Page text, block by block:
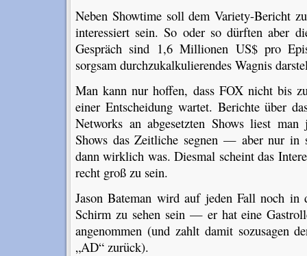
Neben Showtime soll dem Variety-Bericht
interessiert sein. So oder so dürften aber
Gespräch sind 1,6 Millionen US$ pro
sorgsam durchzukalkulierendes Wagnis
Man kann nur hoffen, dass FOX nicht bis
einer Entscheidung wartet. Berichte über
Networks an abgesetzten Shows liest
Shows das Zeitliche segnen — aber nur in
dann wirklich was. Diesmal scheint das
recht groß zu sein.
Jason Bateman wird auf jeden Fall noch in
Schirm zu sehen sein — er hat eine
angenommen (und zahlt damit sozusagen
„AD“ zurück).